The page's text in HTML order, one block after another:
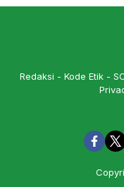
Redaksi Kode Etik